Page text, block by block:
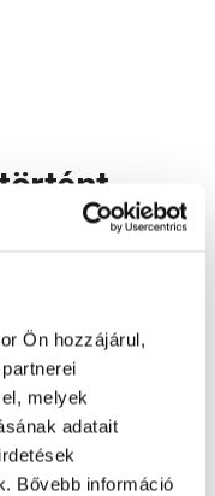
Ön hozzájárul,
melyek
adatait
Bővebb információ